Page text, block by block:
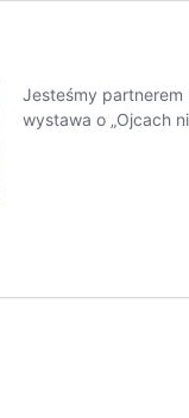
Jesteśmy partnerem
wystawa o „Ojcach